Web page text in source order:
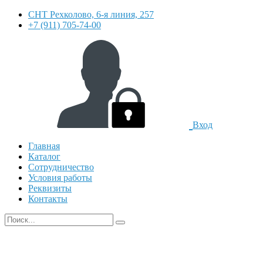
СНТ Рехколово, 6-я линия, 257
+7 (911) 705-74-00
Вход
Главная
Каталог
Сотрудничество
Условия работы
Реквизиты
Контакты